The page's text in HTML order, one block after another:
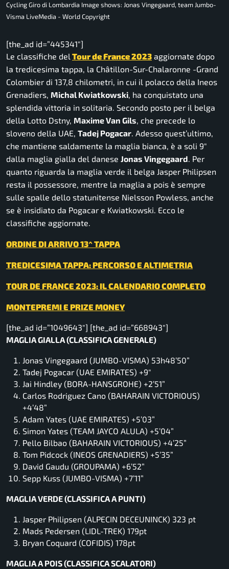
Cycling Giro di Lombardia Image shows: Jonas Vingegaard, team Jumbo-
Visma LiveMedia - World Copyright
[the_ad id=”445341″]
Le classifiche del Tour de France 2023 aggiornate dopo
la tredicesima tappa, la Châtillon-Sur-Chalaronne -Grand
Colombier di 137,8 chilometri, in cui il polacco della Ineos
Grenadiers, Michal Kwiatkowski, ha conquistato una
splendida vittoria in solitaria. Secondo posto per il belga
della Lotto Dstny, Maxime Van Gils, che precede lo
sloveno della UAE, Tadej Pogacar. Adesso quest’ultimo,
che mantiene saldamente la maglia bianca, è a soli 9″
dalla maglia gialla del danese Jonas Vingegaard. Per
quanto riguarda la maglia verde il belga Jasper Philipsen
resta il possessore, mentre la maglia a pois è sempre
sulle spalle dello statunitense Nielsson Powless, anche
se è insidiato da Pogacar e Kwiatkowski. Ecco le
classifiche aggiornate.
ORDINE DI ARRIVO 13^ TAPPA
TREDICESIMA TAPPA: PERCORSO E ALTIMETRIA
TOUR DE FRANCE 2023: IL CALENDARIO COMPLETO
MONTEPREMI E PRIZE MONEY
[the_ad id=”1049643″] [the_ad id=”668943″]
MAGLIA GIALLA (CLASSIFICA GENERALE)
Jonas Vingegaard (JUMBO-VISMA) 53h48’50”
Tadej Pogacar (UAE EMIRATES) +9″
Jai Hindley (BORA-HANSGROHE) +2’51”
Carlos Rodriguez Cano (BAHARAIN VICTORIOUS)
+4’48”
Adam Yates (UAE EMIRATES) +5’03”
Simon Yates (TEAM JAYCO ALULA) +5’04”
Pello Bilbao (BAHARAIN VICTORIOUS) +4’25”
Tom Pidcock (INEOS GRENADIERS) +5’35”
David Gaudu (GROUPAMA) +6’52”
Sepp Kuss (JUMBO-VISMA) +7’11”
MAGLIA VERDE (CLASSIFICA A PUNTI)
Jasper Philipsen (ALPECIN DECEUNINCK) 323 pt
Mads Pedersen (LIDL-TREK) 179pt
Bryan Coquard (COFIDIS) 178pt
MAGLIA A POIS (CLASSIFICA SCALATORI)